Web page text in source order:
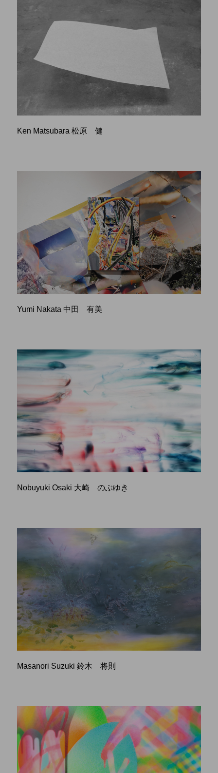
Ken Matsubara 松原 健
Yumi Nakata 中田 有美
Nobuyuki Osaki 大崎 のぶゆき
Masanori Suzuki 鈴木 将則